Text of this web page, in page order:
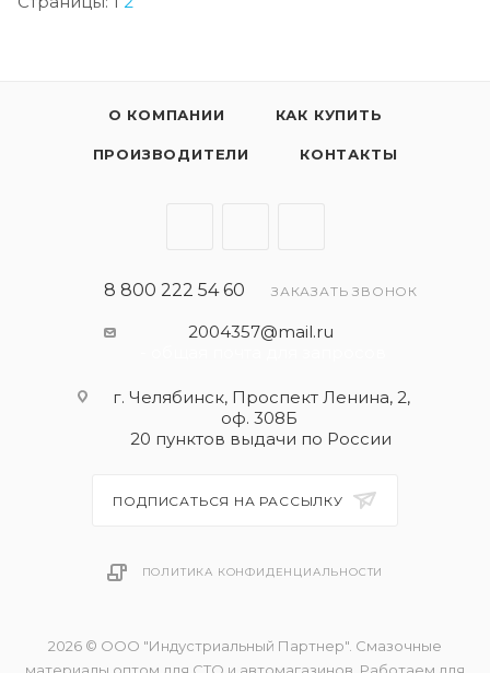
О КОМПАНИИ КАК КУПИТЬ
ПРОИЗВОДИТЕЛИ КОНТАКТЫ
8 800 222 54 60 ЗАКАЗАТЬ ЗВОНОК
2004357@mail.ru
г. Челябинск, Проспект Ленина, 2,
оф. 308Б
20 пунктов выдачи по России
ПОДПИСАТЬСЯ НА РАССЫЛКУ
ПОЛИТИКА КОНФИДЕНЦИАЛЬНОСТИ
2026 © ООО "Индустриальный Партнер". Смазочные